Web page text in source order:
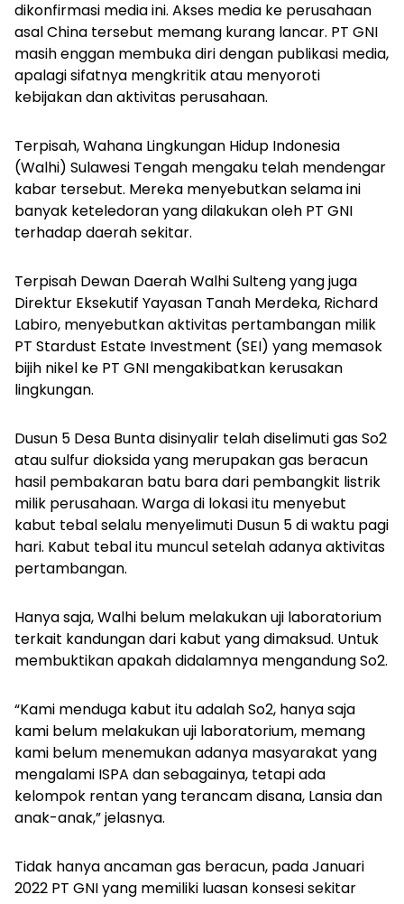
dikonfirmasi media ini. Akses media ke perusahaan
asal China tersebut memang kurang lancar. PT GNI
masih enggan membuka diri dengan publikasi media,
apalagi sifatnya mengkritik atau menyoroti
kebijakan dan aktivitas perusahaan.
Terpisah, Wahana Lingkungan Hidup Indonesia
(Walhi) Sulawesi Tengah mengaku telah mendengar
kabar tersebut. Mereka menyebutkan selama ini
banyak keteledoran yang dilakukan oleh PT GNI
terhadap daerah sekitar.
Terpisah Dewan Daerah Walhi Sulteng yang juga
Direktur Eksekutif Yayasan Tanah Merdeka, Richard
Labiro, menyebutkan aktivitas pertambangan milik
PT Stardust Estate Investment (SEI) yang memasok
bijih nikel ke PT GNI mengakibatkan kerusakan
lingkungan.
Dusun 5 Desa Bunta disinyalir telah diselimuti gas So2
atau sulfur dioksida yang merupakan gas beracun
hasil pembakaran batu bara dari pembangkit listrik
milik perusahaan. Warga di lokasi itu menyebut
kabut tebal selalu menyelimuti Dusun 5 di waktu pagi
hari. Kabut tebal itu muncul setelah adanya aktivitas
pertambangan.
Hanya saja, Walhi belum melakukan uji laboratorium
terkait kandungan dari kabut yang dimaksud. Untuk
membuktikan apakah didalamnya mengandung So2.
“Kami menduga kabut itu adalah So2, hanya saja
kami belum melakukan uji laboratorium, memang
kami belum menemukan adanya masyarakat yang
mengalami ISPA dan sebagainya, tetapi ada
kelompok rentan yang terancam disana, Lansia dan
anak-anak,” jelasnya.
Tidak hanya ancaman gas beracun, pada Januari
2022 PT GNI yang memiliki luasan konsesi sekitar